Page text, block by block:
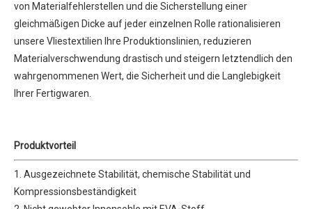
von Materialfehlerstellen und die Sicherstellung einer
gleichmäßigen Dicke auf jeder einzelnen Rolle rationalisieren
unsere Vliestextilien Ihre Produktionslinien, reduzieren
Materialverschwendung drastisch und steigern letztendlich den
wahrgenommenen Wert, die Sicherheit und die Langlebigkeit
Ihrer Fertigwaren.
Produktvorteil
1. Ausgezeichnete Stabilität, chemische Stabilität und
Kompressionsbeständigkeit